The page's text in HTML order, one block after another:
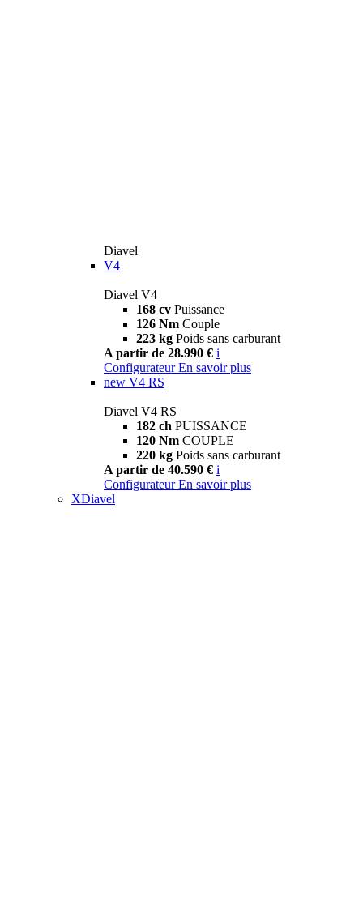
Diavel
V4
Diavel V4
168 cv Puissance
126 Nm Couple
223 kg Poids sans carburant
A partir de 28.990 € i
Configurateur En savoir plus
new V4 RS
Diavel V4 RS
182 ch PUISSANCE
120 Nm COUPLE
220 kg Poids sans carburant
A partir de 40.590 € i
Configurateur En savoir plus
XDiavel